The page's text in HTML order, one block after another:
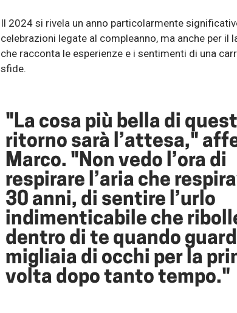
Il 2024 si rivela un anno particolarmente
celebrazioni legate al compleanno, ma anche per il
che racconta le esperienze e i sentimenti di una
sfide.
"La cosa più bella di
ritorno sarà l’attesa,"
Marco. "Non vedo l’ora di
respirare l’aria che
30 anni, di sentire l’urlo
indimenticabile che
dentro di te quando
migliaia di occhi per la
volta dopo tanto tempo."